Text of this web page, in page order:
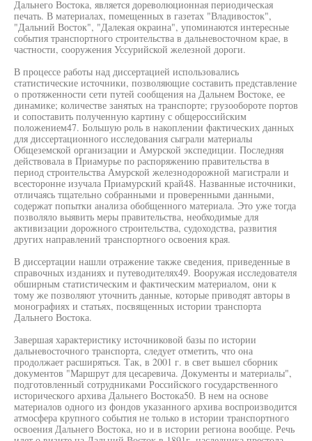
Дальнего Востока, является дореволюционная периодическая
печать. В материалах, помещенных в газетах "Владивосток",
"Дальний Восток", "Далекая окраина", упоминаются интересные
события транспортного строительства в дальневосточном крае, в
частности, сооружения Уссурийской железной дороги.
В процессе работы над диссертацией использовались
статистические источники, позволяющие составить представление
о протяженности сети путей сообщения на Дальнем Востоке, ее
динамике; количестве занятых на транспорте; грузообороте портов
и сопоставить полученную картину с общероссийским
положением47. Большую роль в накоплении фактических данных
для диссертационного исследования сыграли материалы
Общеземской организации и Амурской экспедиции. Последняя
действовала в Приамурье по распоряжению правительства в
период строительства Амурской железнодорожной магистрали и
всесторонне изучала Приамурский край48. Названные источники,
отличаясь тщательно собранными и проверенными данными,
содержат попытки анализа обобщенного материала. Это уже тогда
позволяло выявить меры правительства, необходимые для
активизации дорожного строительства, судоходства, развития
других направлений транспортного освоения края.
В диссертации нашли отражение также сведения, приведенные в
справочных изданиях и путеводителях49. Вооружая исследователя
обширным статистическим и фактическим материалом, они к
тому же позволяют уточнить данные, которые приводят авторы в
монографиях и статьях, посвященных истории транспорта
Дальнего Востока.
Завершая характеристику источниковой базы по истории
дальневосточного транспорта, следует отметить, что она
продолжает расширяться. Так, в 2001 г. в свет вышел сборник
документов "Маршрут для цесаревича. Документы и материалы",
подготовленный сотрудниками Российского государственного
исторического архива Дальнего Востока50. В нем на основе
материалов одного из фондов указанного архива воспроизводится
атмосфера крупного события не только в истории транспортного
освоения Дальнего Востока, но и в истории региона вообще. Речь